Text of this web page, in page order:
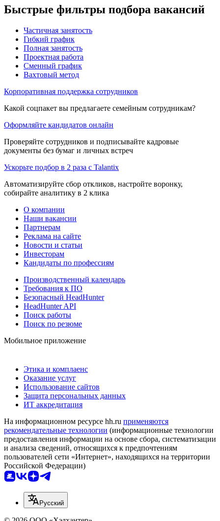
Быстрые фильтры подбора вакансий
Частичная занятость
Гибкий график
Полная занятость
Проектная работа
Сменный график
Вахтовый метод
Корпоративная поддержка сотрудников
Какой соцпакет вы предлагаете семейным сотрудникам?
Оформляйте кандидатов онлайн
Проверяйте сотрудников и подписывайте кадровые
документы без бумаг и личных встреч
Ускорьте подбор в 2 раза с Talantix
Автоматизируйте сбор откликов, настройте воронку,
собирайте аналитику в 2 клика
О компании
Наши вакансии
Партнерам
Реклама на сайте
Новости и статьи
Инвесторам
Кандидаты по профессиям
Производственный календарь
Требования к ПО
Безопасный HeadHunter
HeadHunter API
Поиск работы
Поиск по резюме
Мобильное приложение
Этика и комплаенс
Оказание услуг
Использование сайтов
Защита персональных данных
ИТ аккредитация
На информационном ресурсе hh.ru применяются
рекомендательные технологии (информационные технологии
предоставления информации на основе сбора, систематизации
и анализа сведений, относящихся к предпочтениям
пользователей сети «Интернет», находящихся на территории
Российской Федерации)
Русский